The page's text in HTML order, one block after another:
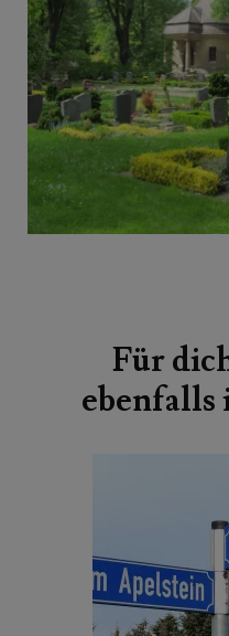
Für
ebenfalls